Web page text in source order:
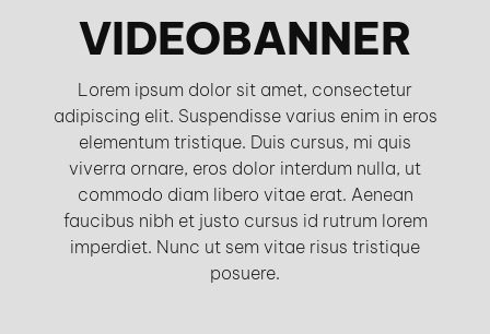
VIDEOBANNER
Lorem ipsum dolor sit amet, consectetur
adipiscing elit. Suspendisse varius enim in eros
elementum tristique. Duis cursus, mi quis
viverra ornare, eros dolor interdum nulla, ut
commodo diam libero vitae erat. Aenean
faucibus nibh et justo cursus id rutrum lorem
imperdiet. Nunc ut sem vitae risus tristique
posuere.